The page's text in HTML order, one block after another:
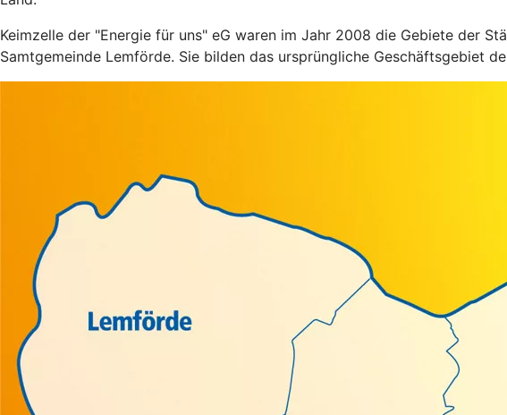
Keimzelle der "Energie für uns" eG waren im Jahr 2008 die Gebiete der
Samtgemeinde Lemförde. Sie bilden das ursprüngliche Geschäftsgebiet